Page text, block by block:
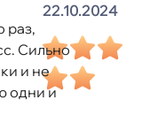
22.10.2024
раз,
Сильно
и не
одни и